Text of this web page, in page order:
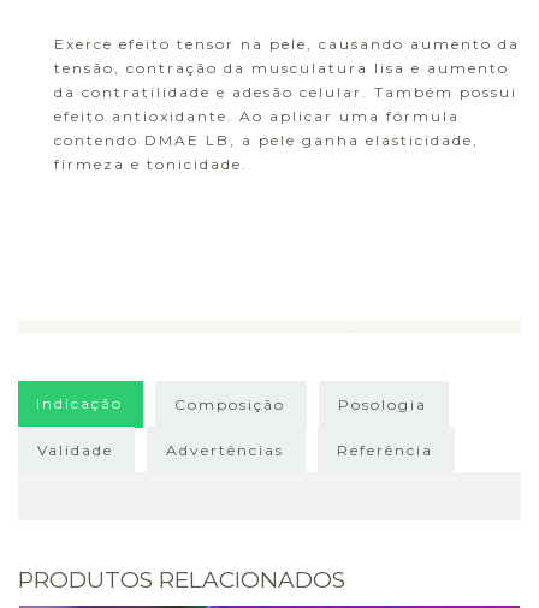
Exerce efeito tensor na pele, causando aumento da
tensão, contração da musculatura lisa e aumento
da contratilidade e adesão celular. Também possui
efeito antioxidante. Ao aplicar uma fórmula
contendo DMAE LB, a pele ganha elasticidade,
firmeza e tonicidade.
Indicação Composição Posologia
Validade Advertências Referência
PRODUTOS RELACIONADOS